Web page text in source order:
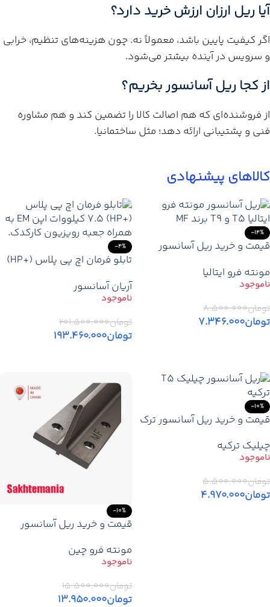
آیا ریل ارزان ارزش خرید دارد؟
اگر کیفیت پایین باشد، معمولاً نه. چون هزینه‌های تنظیم، خرابی
و سرویس در آینده بیشتر می‌شود.
از کجا ریل آسانسور بخریم؟
از فروشنده‌ای که هم اصالت کالا را تضمین کند و هم مشاوره
فنی و پشتیبانی ارائه دهد؛ مثل ساختمانیا.
کالاهای پیشنهادی
-14%
قیمت و خرید ریل آسانسور
مونته فرو ایتالیا
تومان۸.۵۰۰.۰۰۰
تومان۷.۳۴۶.۰۰۰
-4%
تابلو فرمان اچ پی پلاس (+HP)
کارکدک
آریان آسانسور
تومان۲۰۱.۵۰۰.۰۰۰
تومان۱۹۳.۴۶۰.۰۰۰
-10%
قیمت و خرید ریل آسانسور ترک
چیلیک ترکیه
تومان۵.۵۰۰.۰۰۰
تومان۴.۹۷۰.۰۰۰
-10%
قیمت و خرید ریل آسانسور
مونته فرو چین
تومان۱۵.۵۰۰.۰۰۰
تومان۱۳.۹۵۰.۰۰۰